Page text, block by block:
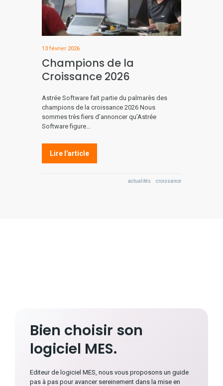
13 février 2026
Champions de la
Croissance 2026
Astrée Software fait partie du palmarès des
champions de la croissance 2026 Nous
sommes très fiers d’annoncer qu’Astrée
Software figure…
Lire l'article
actualités croissance
Bien choisir son
logiciel MES.
Editeur de logiciel MES, nous vous proposons un guide
pas à pas pour avancer sereinement dans la mise en